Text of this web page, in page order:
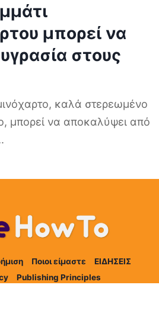
μπορεί να
στους
καλά στερεωμένο
μπορεί να αποκαλύψει από
Ποιοι είμαστε
ΕΙΔΗΣΕΙΣ
Publishing Principles